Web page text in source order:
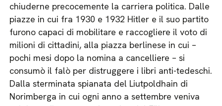
chiuderne precocemente la carriera politica. Dalle
piazze in cui fra 1930 e 1932 Hitler e il suo partito
furono capaci di mobilitare e raccogliere il voto di
milioni di cittadini, alla piazza berlinese in cui –
pochi mesi dopo la nomina a cancelliere – si
consumò il falò per distruggere i libri anti-tedeschi.
Dalla sterminata spianata del Liutpoldhain di
Norimberga in cui ogni anno a settembre veniva